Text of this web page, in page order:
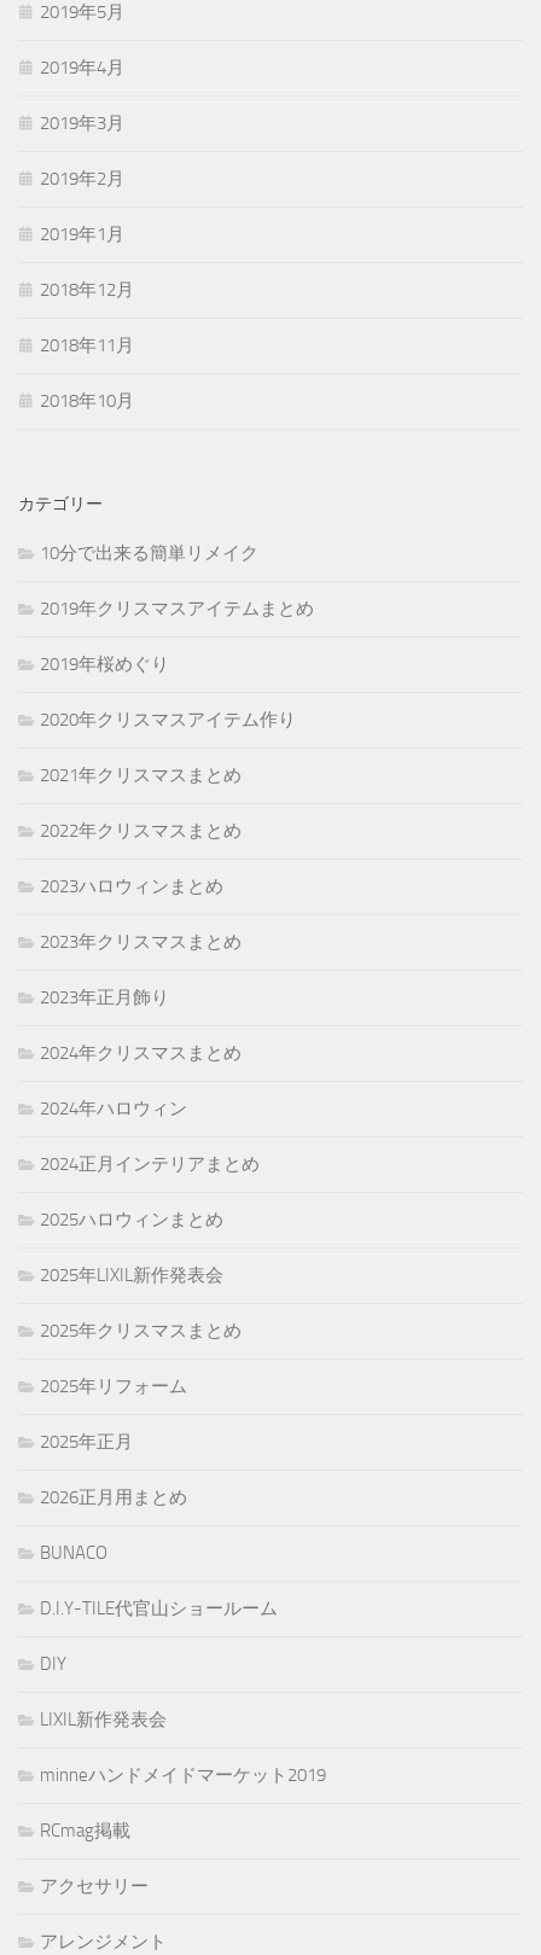
2019年5月
2019年4月
2019年3月
2019年2月
2019年1月
2018年12月
2018年11月
2018年10月
カテゴリー
10分で出来る簡単リメイク
2019年クリスマスアイテムまとめ
2019年桜めぐり
2020年クリスマスアイテム作り
2021年クリスマスまとめ
2022年クリスマスまとめ
2023ハロウィンまとめ
2023年クリスマスまとめ
2023年正月飾り
2024年クリスマスまとめ
2024年ハロウィン
2024正月インテリアまとめ
2025ハロウィンまとめ
2025年LIXIL新作発表会
2025年クリスマスまとめ
2025年リフォーム
2025年正月
2026正月用まとめ
BUNACO
D.I.Y-TILE代官山ショールーム
DIY
LIXIL新作発表会
minneハンドメイドマーケット2019
RCmag掲載
アクセサリー
アレンジメント